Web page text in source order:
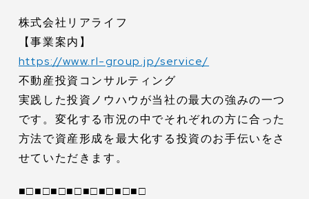
株式会社リアライフ
【事業案内】
https://www.rl-group.jp/service/
不動産投資コンサルティング
実践した投資ノウハウが当社の最大の強みの一つ
です。変化する市況の中でそれぞれの方に合った
方法で資産形成を最大化する投資のお手伝いをさ
せていただきます。
■□■□■□■□■□■□■□■□